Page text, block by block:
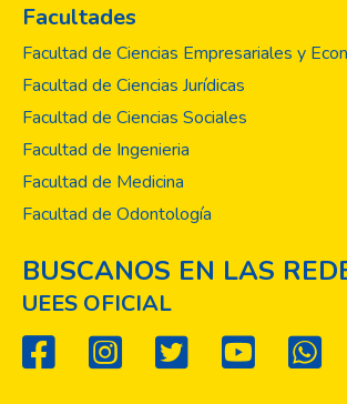
Facultades
Facultad de Ciencias Empresariales y
Facultad de Ciencias Jurídicas
Facultad de Ciencias Sociales
Facultad de Ingenieria
Facultad de Medicina
Facultad de Odontología
BUSCANOS EN LAS
UEES OFICIAL